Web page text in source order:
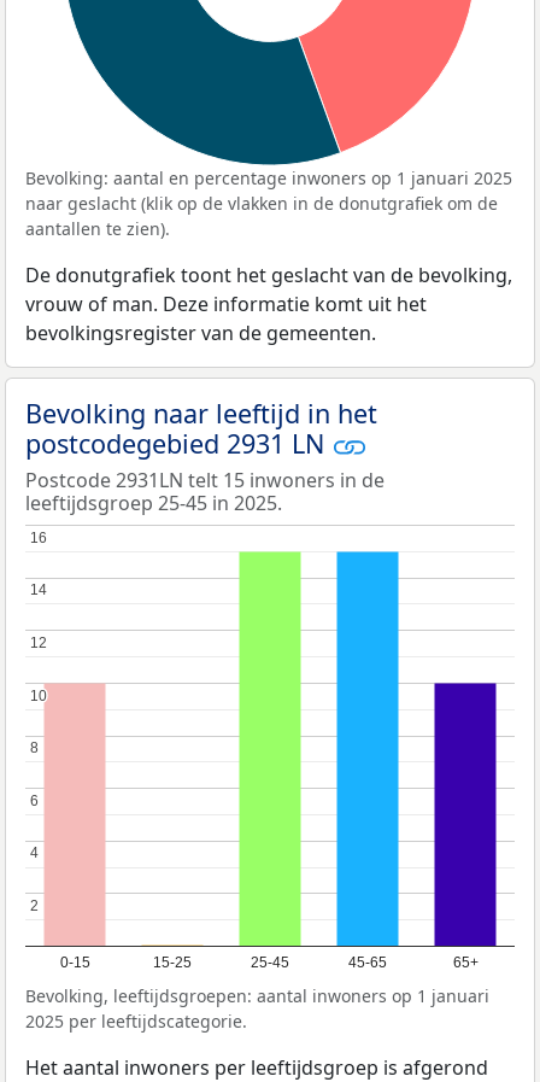
Bevolking: aantal en percentage inwoners op 1 januari 2025
naar geslacht (klik op de vlakken in de donutgrafiek om de
aantallen te zien).
De donutgrafiek toont het geslacht van de bevolking,
vrouw of man. Deze informatie komt uit het
bevolkingsregister van de gemeenten.
Bevolking naar leeftijd in het
postcodegebied 2931 LN
Postcode 2931LN telt 15 inwoners in de
leeftijdsgroep 25-45 in 2025.
0-15 15-25 25-45 45-65 65+
2
2
4
4
6
6
8
8
10
10
12
12
14
14
16
16
Bevolking, leeftijdsgroepen: aantal inwoners op 1 januari
2025 per leeftijdscategorie.
Het aantal inwoners per leeftijdsgroep is afgerond